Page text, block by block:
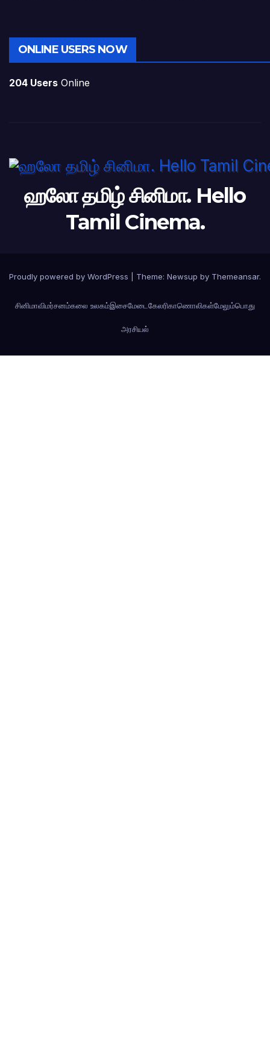
ONLINE USERS NOW
204 Users Online
ஹலோ தமிழ் சினிமா. Hello
Tamil Cinema.
Proudly powered by WordPress Theme: Newsup by Themeansar.
சினிமாவிமர்சனம்கலை உலகம்இசைமேடை கேலரிகாணொலிகள்மேலும்பொது
அரசியல்